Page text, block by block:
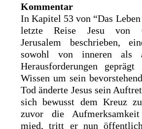
Kommentar
In Kapitel 53 von “Das
letzte Reise Jesu von
Jerusalem beschrieben,
sowohl von inneren als
Herausforderungen
Wissen um sein
Tod änderte Jesus sein
sich bewusst dem Kreuz
zuvor die
mied, tritt er nun